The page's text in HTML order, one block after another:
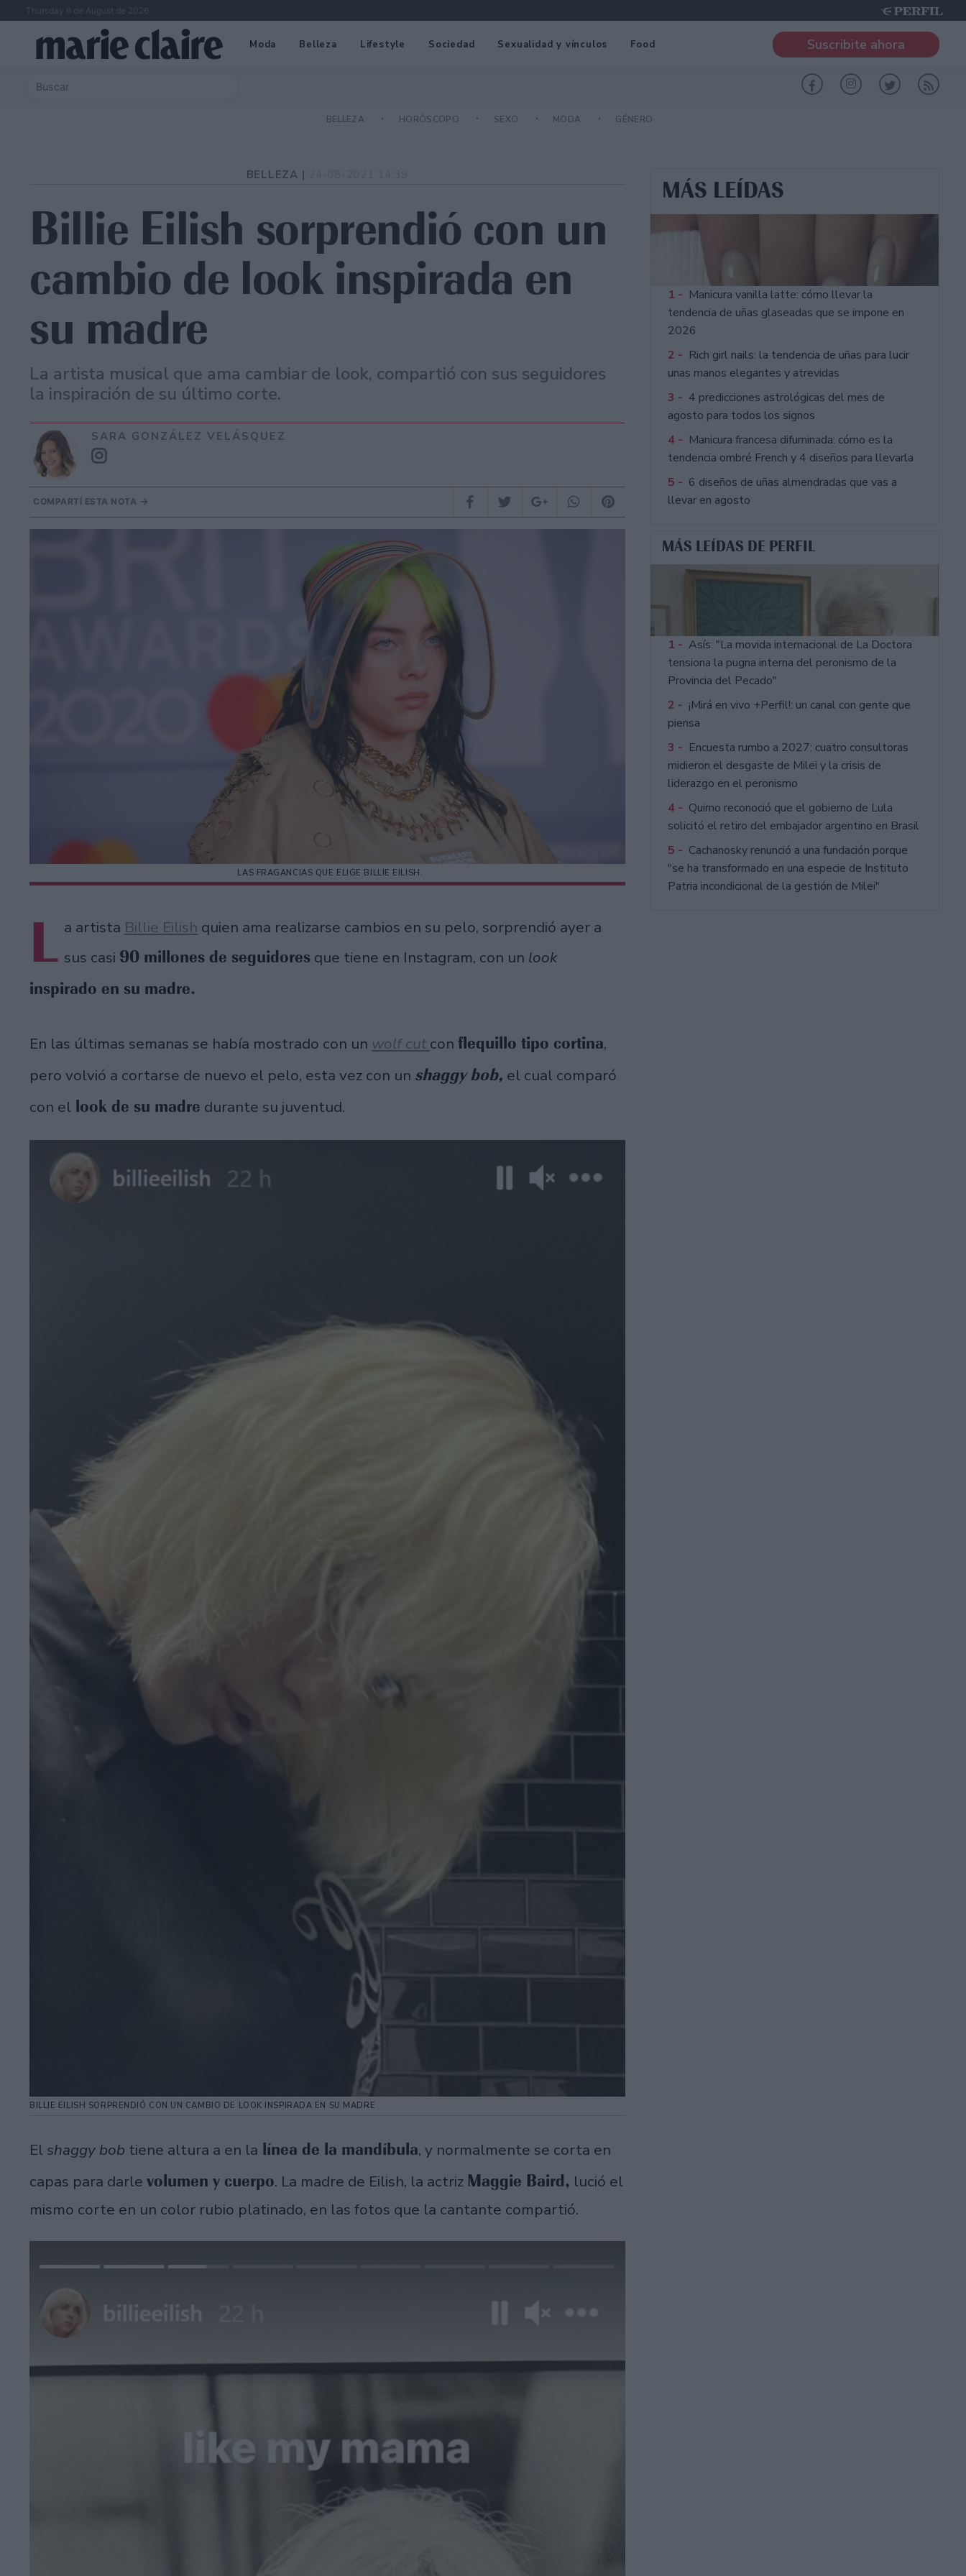
Thursday 6 de August de 2026
Moda Belleza Lifestyle Sociedad Sexualidad y vínculos Food Suscribite ahora
BELLEZA HORÓSCOPO SEXO MODA GÉNERO
BELLEZA |
Billie Eilish sorprendió con un
cambio de look inspirada en
su madre
La artista musical que ama cambiar de look, compartió con sus seguidores
la inspiración de su último corte.
SARA GONZÁLEZ VELÁSQUEZ
COMPARTÍ ESTA NOTA
LAS FRAGANCIAS QUE ELIGE BILLIE EILISH.
L a artista Billie Eilish quien ama realizarse cambios en su pelo, sorprendió ayer a
sus casi 90 millones de seguidores que tiene en Instagram, con un look
inspirado en su madre.
En las últimas semanas se había mostrado con un wolf cut con flequillo tipo cortina,
pero volvió a cortarse de nuevo el pelo, esta vez con un shaggy bob, el cual comparó
con el look de su madre durante su juventud.
BILLIE EILISH SORPRENDIÓ CON UN CAMBIO DE LOOK INSPIRADA EN SU MADRE
El shaggy bob tiene altura a en la línea de la mandíbula, y normalmente se corta en
capas para darle volumen y cuerpo. La madre de Eilish, la actriz Maggie Baird, lució el
mismo corte en un color rubio platinado, en las fotos que la cantante compartió.
MÁS LEÍDAS
1 - Manicura vanilla latte: cómo llevar la
tendencia de uñas glaseadas que se impone en
2026
2 - Rich girl nails: la tendencia de uñas para lucir
unas manos elegantes y atrevidas
3 - 4 predicciones astrológicas del mes de
agosto para todos los signos
4 - Manicura francesa difuminada: cómo es la
tendencia ombré French y 4 diseños para llevarla
5 - 6 diseños de uñas almendradas que vas a
llevar en agosto
MÁS LEÍDAS DE PERFIL
1 - Asís: "La movida internacional de La Doctora
tensiona la pugna interna del peronismo de la
Provincia del Pecado"
2 - ¡Mirá en vivo +Perfil!: un canal con gente que
piensa
3 - Encuesta rumbo a 2027: cuatro consultoras
midieron el desgaste de Milei y la crisis de
liderazgo en el peronismo
4 - Quirno reconoció que el gobierno de Lula
solicitó el retiro del embajador argentino en Brasil
5 - Cachanosky renunció a una fundación porque
"se ha transformado en una especie de Instituto
Patria incondicional de la gestión de Milei"